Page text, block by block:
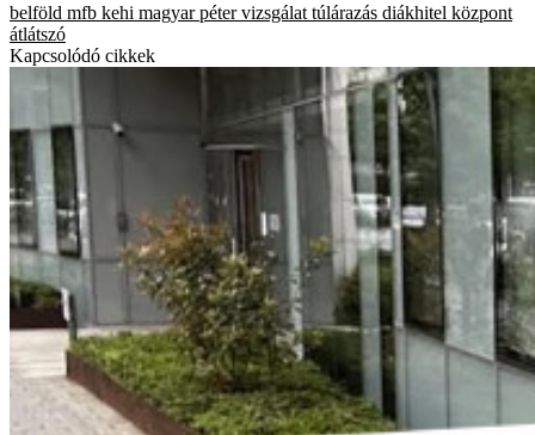
belföld mfb kehi magyar péter vizsgálat túlárazás diákhitel központ
átlátszó
Kapcsolódó cikkek